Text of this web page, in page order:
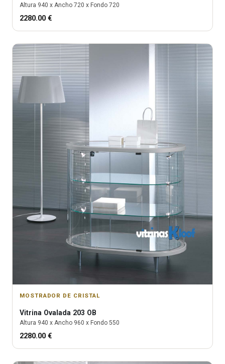
Altura 940 x Ancho 720 x Fondo 720
2280.00 €
MOSTRADOR DE CRISTAL
Vitrina Ovalada 203 OB
Altura 940 x Ancho 960 x Fondo 550
2280.00 €